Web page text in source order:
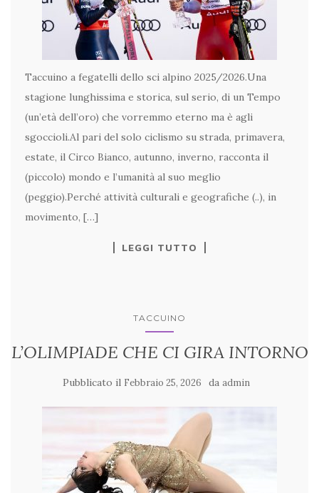
Taccuino a fegatelli dello sci alpino 2025/2026.Una
stagione lunghissima e storica, sul serio, di un Tempo
(un’età dell’oro) che vorremmo eterno ma è agli
sgoccioli.Al pari del solo ciclismo su strada, primavera,
estate, il Circo Bianco, autunno, inverno, racconta il
(piccolo) mondo e l’umanità al suo meglio
(peggio).Perché attività culturali e geografiche (..), in
movimento, […]
LEGGI TUTTO
TACCUINO
L’OLIMPIADE CHE CI GIRA INTORNO
Pubblicato il Febbraio 25, 2026 da admin